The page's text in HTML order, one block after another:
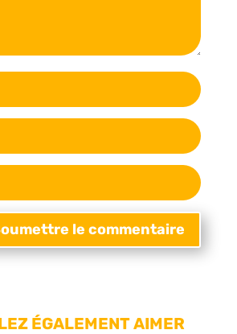
le commentaire
ÉGALEMENT AIMER